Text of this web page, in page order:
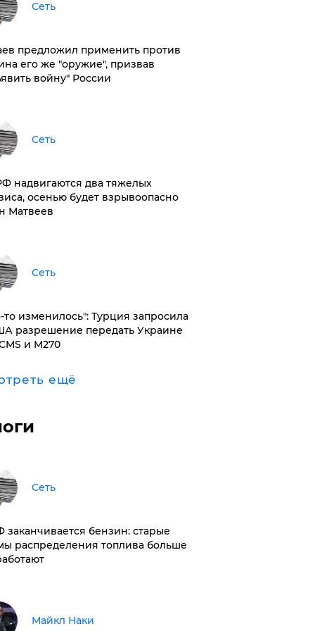
Сеть
предложил применить против
его же "оружие", призвав
войну" России
Сеть
надвигаются два тяжелых
осенью будет взрывоопасно
Матвеев
Сеть
то изменилось": Турция запросила
разрешение передать Украине
и M270
ещё
Сеть
заканчивается бензин: старые
распределения топлива больше
Майкл Наки